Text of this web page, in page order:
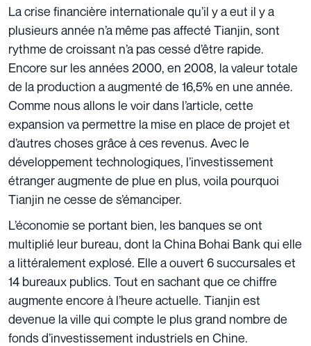
La crise financière internationale qu’il y a eut il y a
plusieurs année n’a même pas affecté Tianjin, sont
rythme de croissant n’a pas cessé d’être rapide.
Encore sur les années 2000, en 2008, la valeur totale
de la production a augmenté de 16,5% en une année.
Comme nous allons le voir dans l’article, cette
expansion va permettre la mise en place de projet et
d’autres choses grâce à ces revenus. Avec le
développement technologiques, l’investissement
étranger augmente de plue en plus, voila pourquoi
Tianjin ne cesse de s’émanciper.
L’économie se portant bien, les banques se ont
multiplié leur bureau, dont la China Bohai Bank qui elle
a littéralement explosé. Elle a ouvert 6 succursales et
14 bureaux publics. Tout en sachant que ce chiffre
augmente encore à l’heure actuelle. Tianjin est
devenue la ville qui compte le plus grand nombre de
fonds d’investissement industriels en Chine.